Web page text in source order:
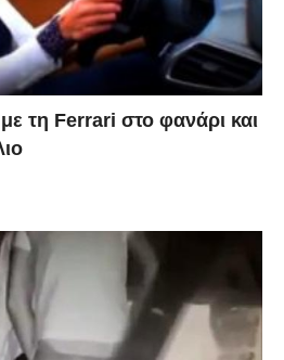
τη Ferrari στο φανάρι και